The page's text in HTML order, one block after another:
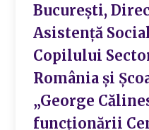
București,
Asistență
Copilului Sector
România și
„George
funcționării